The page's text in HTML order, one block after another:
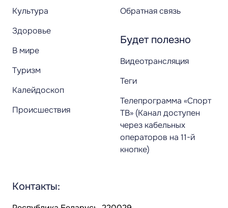
Культура
Здоровье
В мире
Туризм
Калейдоскоп
Происшествия
Обратная связь
Будет полезно
Видеотрансляция
Теги
Телепрограмма «Спорт
ТВ» (Канал доступен
через кабельных
операторов на 11-й
кнопке)
Контакты: